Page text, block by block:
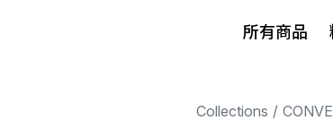
所有商品
Collections